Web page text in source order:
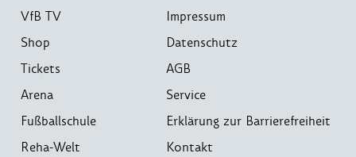
VfB TV
Shop
Tickets
Arena
Fußballschule
Reha-Welt
Impressum
Datenschutz
AGB
Service
Erklärung zur Barrierefreiheit
Kontakt